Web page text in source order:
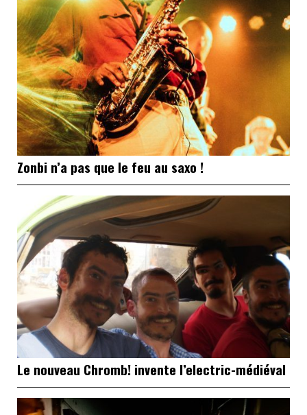
Zonbi n’a pas que le feu au saxo !
Le nouveau Chromb! invente l’electric-médiéval